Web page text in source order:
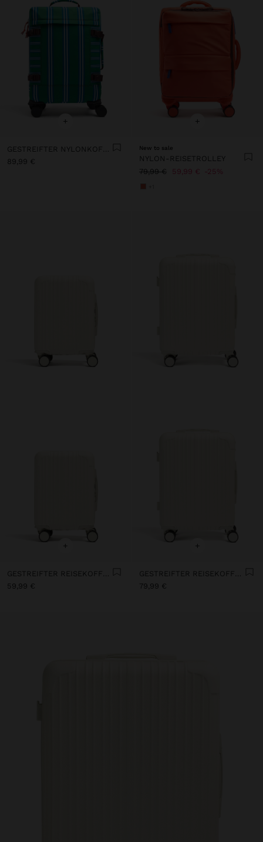
+
89,99 €
+
New to sale
NYLON-REISETROLLEY
79,99 €
59,99 € 25%
+
GESTREIFTER REISEKOFFER S
59,99 €
+
GESTREIFTER REISEKOFFER M
79,99 €